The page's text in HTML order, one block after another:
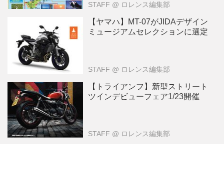
STAFF @ ロレンス編集部
【ヤマハ】MT-07がJIDAデザイン
ミュージアムセレクションに選定
STAFF @ ロレンス編集部
【トライアンフ】新型ストリート
ツインデビューフェア1/23開催
STAFF @ ロレンス編集部